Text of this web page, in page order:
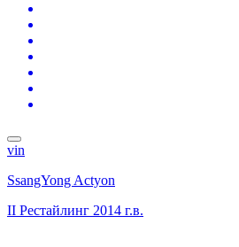
vin
SsangYong Actyon
II Рестайлинг 2014 г.в.